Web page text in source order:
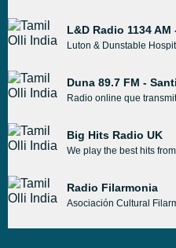
L&D Radio 1134
Luton & Dunstable
Duna 89.7 FM -
Radio online que
Big Hits Radio UK
We play the best hits
Radio Filarmonia
Asociación Cultural